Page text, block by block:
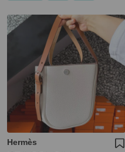
Hermès